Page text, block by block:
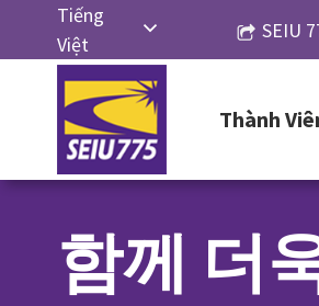
content
Tiếng
Việt
English
Русский
Español
文
한국어
SEIU
Thành
함께 더